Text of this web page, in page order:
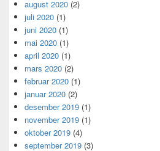
august 2020 (2)
juli 2020 (1)
juni 2020 (1)
mai 2020 (1)
april 2020 (1)
mars 2020 (2)
februar 2020 (1)
januar 2020 (2)
desember 2019 (1)
november 2019 (1)
oktober 2019 (4)
september 2019 (3)